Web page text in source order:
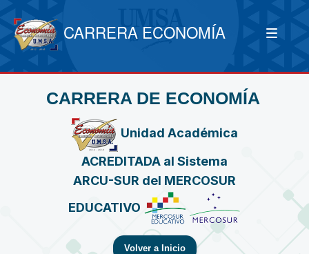
CARRERA ECONOMÍA
CARRERA DE ECONOMÍA
Unidad Académica
ACREDITADA al Sistema
ARCU-SUR del MERCOSUR
EDUCATIVO
Volver a Inicio